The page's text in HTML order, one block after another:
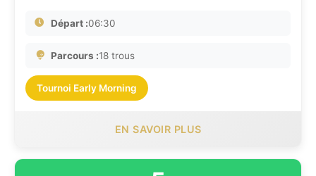
Départ :06:30
Parcours :18 trous
Tournoi Early Morning
EN SAVOIR PLUS